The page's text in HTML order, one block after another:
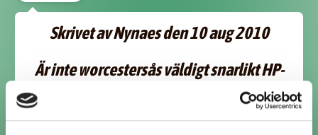
Skrivet av Nynaes den 10 aug 2010
Är inte worcestersås väldigt snarlikt HP-
sås? Det enda som skiljer mellan dem är
väl i stort sett att worcestersås innehåller